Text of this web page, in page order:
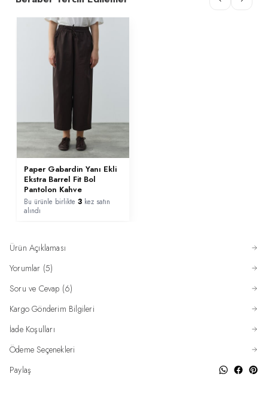
Paper Gabardin Yanı Ekli
Ekstra Barrel Fit Bol
Pantolon Kahve
Bu ürünle birlikte 3 kez satın
alındı
Ürün Açıklaması
Yorumlar (5)
Soru ve Cevap (6)
Kargo Gönderim Bilgileri
İade Koşulları
Ödeme Seçenekleri
Paylaş